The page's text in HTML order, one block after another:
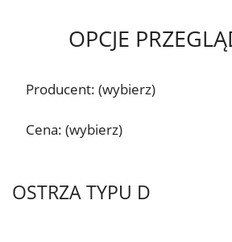
OPCJE
Producent: (wybierz)
Cena: (wybierz)
OSTRZA TYPU D